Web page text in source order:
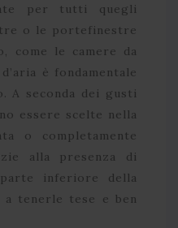
per tutti quegli
o le portefinestre
come le camere da
è fondamentale
A seconda dei gusti
essere scelte nella
o completamente
alla presenza di
parte inferiore della
a tenerle tese e ben